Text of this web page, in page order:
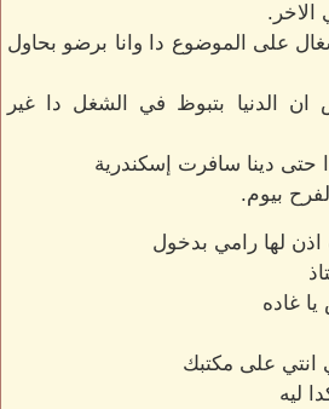
على الموضوع دا وانا برضو بحاول
الدنيا بتبوظ في الشغل دا غير
حتى دينا سافرت إسكندرية
بيوم.
لها رامي بدخول
غاده
انتي على مكتبك
ليه